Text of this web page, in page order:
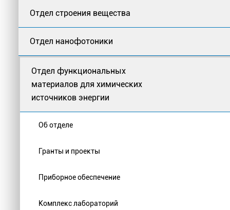
Отдел строения вещества
Отдел нанофотоники
Отдел функциональных
материалов для химических
источников энергии
Об отделе
Гранты и проекты
Приборное обеспечение
Комплекс лабораторий